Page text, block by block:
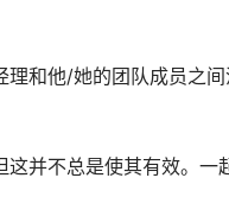
和他/她的团队成员之
并不总是使其有效。